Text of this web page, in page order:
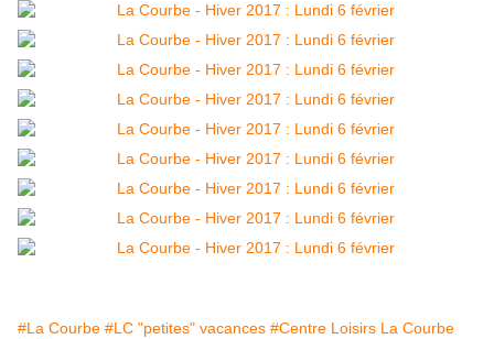
#La Courbe #LC "petites" vacances #Centre Loisirs La Courbe